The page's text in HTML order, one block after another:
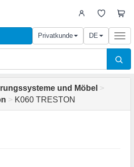
Privatkunde DE
und Möbel >
> K060 TRESTON